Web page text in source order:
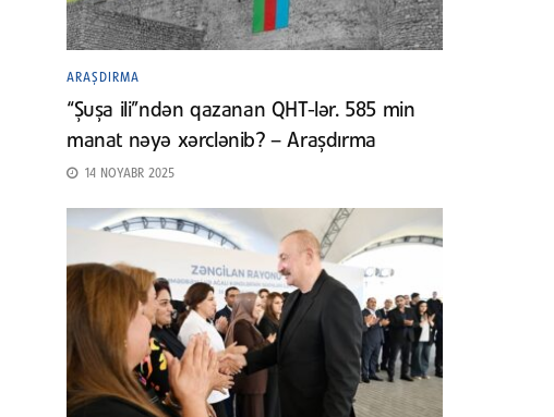
ARAŞDIRMA
“Şuşa ili”ndən qazanan QHT-lər. 585 min
manat nəyə xərclənib? – Araşdırma
14 NOYABR 2025